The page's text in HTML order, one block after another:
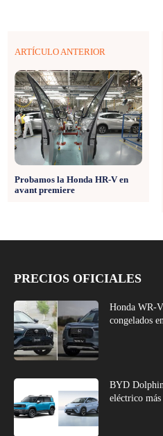
ARTÍCULO ANTERIOR
Probamos la Honda HR-V en
avant premiere
PRECIOS OFICIALES
Honda WR-
congelados
BYD
eléctrico